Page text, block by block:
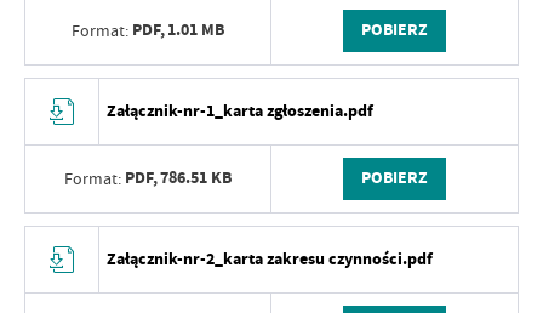
Format: PDF,1.01 MB POBIERZ
Załącznik-nr-1_karta zgłoszenia.pdf
Format: PDF,786.51 KB POBIERZ
Załącznik-nr-2_karta zakresu czynności.pdf